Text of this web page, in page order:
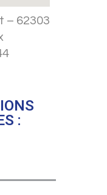
– 62303
: